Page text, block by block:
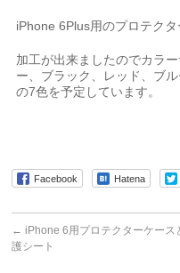
iPhone 6Plus用のプロテクタ
加工が出来ましたのでカラ
ー、ブラック、レッド、ブ
の7色を予定しています。
Facebook Hatena
← iPhone 6用プロテクターケース
護シート